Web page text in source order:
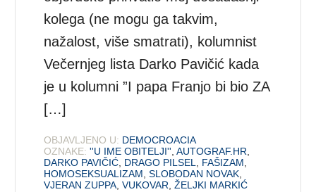
kolega (ne mogu ga takvim,
nažalost, više smatrati), kolumnist
Večernjeg lista Darko Pavičić kada
je u kolumni ”I papa Franjo bi bio ZA
[…]
OBJAVLJENO U: DEMOCROACIA
OZNAKE: ''U IME OBITELJI'',AUTOGRAF.HR,
DARKO PAVIČIĆ, DRAGO PILSEL, FAŠIZAM,
HOMOSEKSUALIZAM,SLOBODAN NOVAK,
VJERAN ZUPPA,VUKOVAR,ŽELJKI MARKIĆ